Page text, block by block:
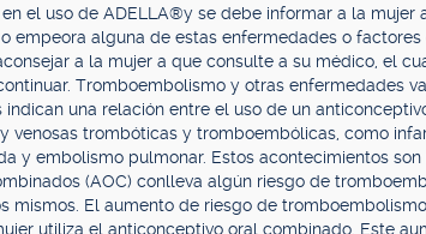
el uso de ADELLA®y se debe informar a la mujer
empeora alguna de estas enfermedades o
a la mujer a que consulte a su médico, el
Tromboembolismo y otras enfermedades
una relación entre el uso de un
venosas trombóticas y tromboembólicas, como
y embolismo pulmonar. Estos acontecimientos
(AOC) conlleva algún riesgo de
mismos. El aumento de riesgo de
utiliza el anticonceptivo oral combinado. Este